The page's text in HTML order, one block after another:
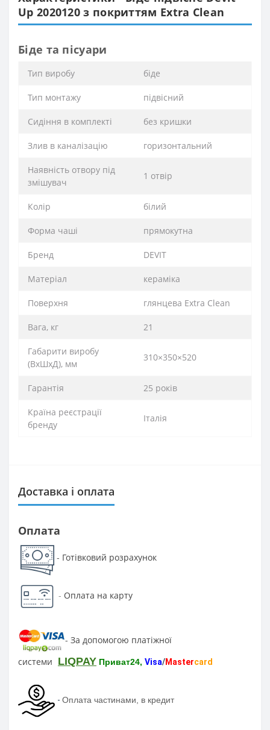
Up 2020120 з покриттям Extra Clean
Біде та пісуари
Тип виробу біде
Тип монтажу підвісний
Сидіння в комплекті без кришки
Злив в каналізацію горизонтальний
Наявність отвору під
змішувач
1 отвір
Колір білий
Форма чаші прямокутна
Бренд DEVIT
Матеріал кераміка
Поверхня глянцева Extra Clean
Вага, кг 21
Габарити виробу
(ВхШхД), мм
310×350×520
Гарантія 25 років
Країна реєстрації
бренду
Італія
Доставка і оплата
Оплата
- Готівковий розрахунок
- Оплата на карту
- За допомогою платіжної
системи LIQPAY Приват24, Visa/Mastercard
- Оплата частинами, в кредит